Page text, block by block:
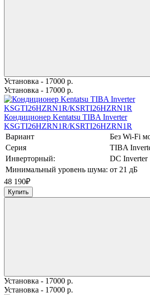
Установка - 17000 р.
Установка - 17000 р.
Кондиционер Kentatsu TIBA Inverter
KSGTI26HZRN1R/KSRTI26HZRN1R
Вариант
Без Wi-Fi
Серия
TIBA
Инверторный:
DC Inverter
Минимальный уровень шума: от 21 дБ
48 190₽
Купить
Установка - 17000 р.
Установка - 17000 р.